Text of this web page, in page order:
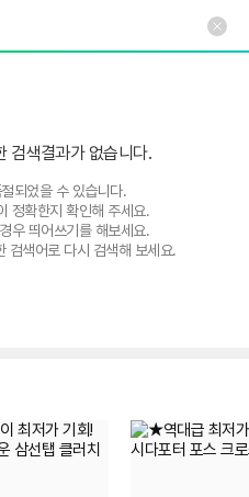
검색결과가 없습니다.
되었을 수 있습니다.
정확한지 확인해 주세요.
우 띄어쓰기를 해보세요.
검색어로 다시 검색해 보세요.